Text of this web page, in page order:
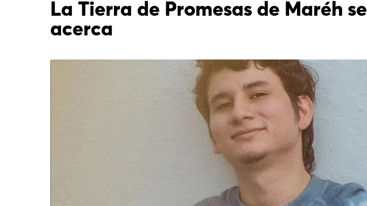
La Tierra de Promesas de Maréh se
acerca